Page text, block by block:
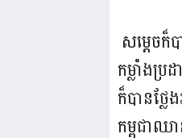
សម្តេចក៏
កម្លាំងប្រ
ក៏បានថ្ល
កម្ពុជាឈ